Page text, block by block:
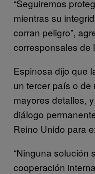
“Seguiremos
mientras su
corran peligro”,
corresponsales de
Espinosa dijo que
un tercer país o de
mayores detalles,
diálogo
Reino Unido para
“Ninguna solución
cooperación